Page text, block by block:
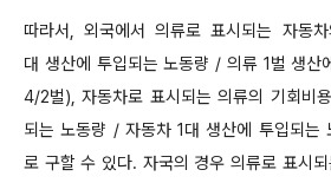
따라서, 외국에서 의류로 표시되는 자동
대 생산에 투입되는 노동량 / 의류 1벌 생산
4/2벌), 자동차로 표시되는 의류의 기회비
되는 노동량 / 자동차 1대 생산에 투입되는
로 구할 수 있다. 자국의 경우 의류로 표시